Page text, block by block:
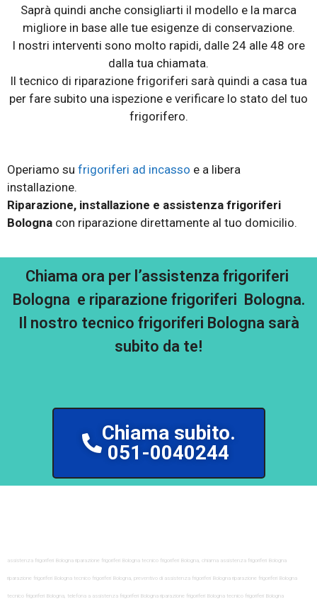
Saprà quindi anche consigliarti il modello e la marca
migliore in base alle tue esigenze di conservazione.
I nostri interventi sono molto rapidi, dalle 24 alle 48 ore
dalla tua chiamata.
Il tecnico di riparazione frigoriferi sarà quindi a casa tua
per fare subito una ispezione e verificare lo stato del tuo
frigorifero.
Operiamo su frigoriferi ad incasso e a libera
installazione.
Riparazione, installazione e assistenza frigoriferi
Bologna con riparazione direttamente al tuo domicilio.
Chiama ora per l’assistenza frigoriferi
Bologna e riparazione frigoriferi Bologna.
Il nostro tecnico frigoriferi Bologna sarà
subito da te!
Chiama subito.
051-0040244
assistenza frigoriferi Bologna riparazione frigoriferi Bologna tecnico frigoriferi Bologna, chiama assistenza frigoriferi Bologna
riparazione frigoriferi Bologna tecnico frigoriferi Bologna, preventivo di assistenza frigoriferi Bologna riparazione frigoriferi Bologna
tecnico frigoriferi Bologna, telefona a assistenza frigoriferi Bologna riparazione frigoriferi Bologna tecnico frigoriferi Bologna